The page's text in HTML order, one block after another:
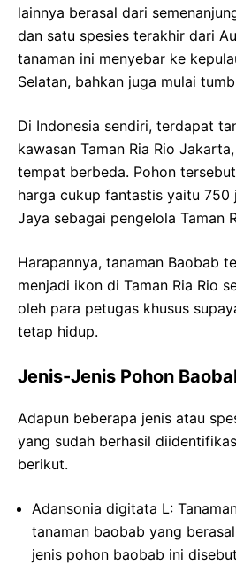
lainnya berasal dari
dan satu spesies terakhir dari
tanaman ini menyebar ke
Selatan, bahkan juga mulai
Di Indonesia sendiri, terdapat
kawasan Taman Ria Rio
tempat berbeda. Pohon
harga cukup fantastis yaitu 750
Jaya sebagai pengelola Taman
Harapannya, tanaman Baobab
menjadi ikon di Taman Ria Rio
oleh para petugas khusus
tetap hidup.
Jenis-Jenis Pohon
Adapun beberapa jenis atau
yang sudah berhasil
berikut.
Adansonia digitata L:
tanaman baobab yang
jenis pohon baobab ini